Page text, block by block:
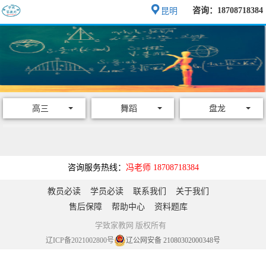
咨询：18708718384
昆明
高三 舞蹈 盘龙
咨询服务热线： 冯老师 18708718384
教员必读 学员必读 联系我们
关于我们
售后保障
帮助中心 资料题库
学致家教网 版权所有
辽ICP备2021002800号 辽公网安备 21080302000348号